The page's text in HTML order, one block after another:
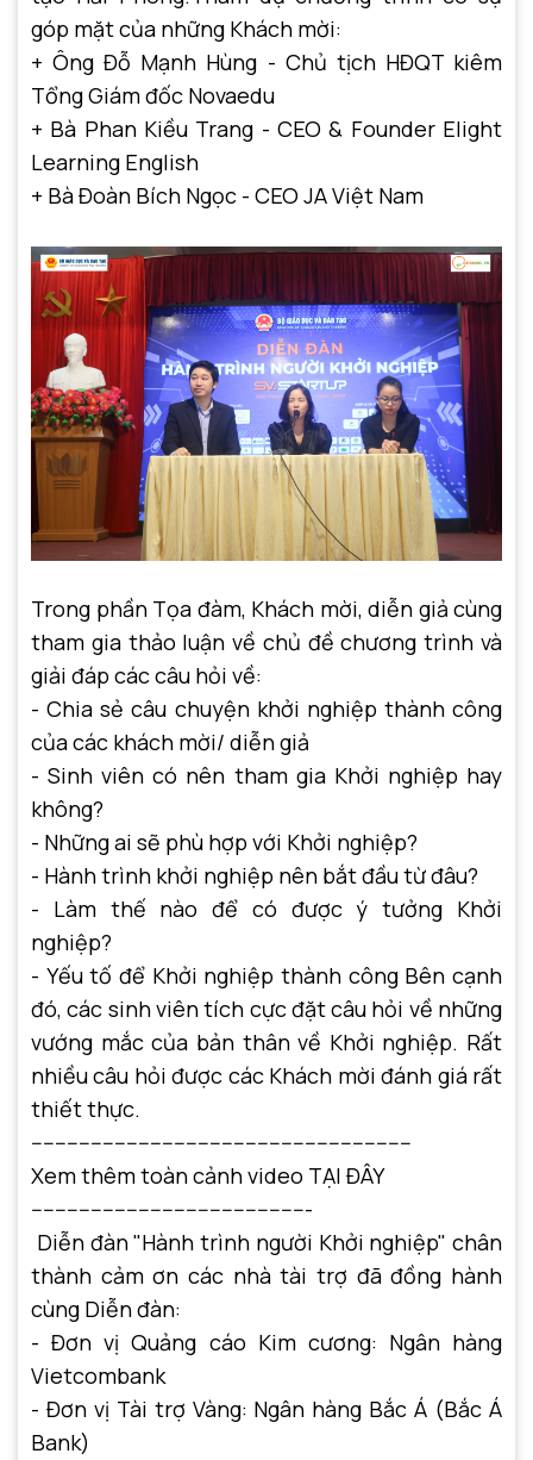
góp mặt của những Khách mời:
+ Ông Đỗ Mạnh Hùng - Chủ tịch HĐQT kiêm
Tổng Giám đốc Novaedu
+ Bà Phan Kiều Trang - CEO & Founder Elight
Learning English
+ Bà Đoàn Bích Ngọc - CEO JA Việt Nam
Trong phần Tọa đàm, Khách mời, diễn giả cùng
tham gia thảo luận về chủ đề chương trình và
giải đáp các câu hỏi về:
- Chia sẻ câu chuyện khởi nghiệp thành công
của các khách mời/ diễn giả
- Sinh viên có nên tham gia Khởi nghiệp hay
không?
- Những ai sẽ phù hợp với Khởi nghiệp?
- Hành trình khởi nghiệp nên bắt đầu từ đâu?
- Làm thế nào để có được ý tưởng Khởi
nghiệp?
- Yếu tố để Khởi nghiệp thành công Bên cạnh
đó, các sinh viên tích cực đặt câu hỏi về những
vướng mắc của bản thân về Khởi nghiệp. Rất
nhiều câu hỏi được các Khách mời đánh giá rất
thiết thực.
----------------------------------------------------------------
Xem thêm toàn cảnh video TẠI ĐÂY
-----------------------------------------------
Diễn đàn "Hành trình người Khởi nghiệp" chân
thành cảm ơn các nhà tài trợ đã đồng hành
cùng Diễn đàn:
- Đơn vị Quảng cáo Kim cương: Ngân hàng
Vietcombank
- Đơn vị Tài trợ Vàng: Ngân hàng Bắc Á (Bắc Á
Bank)